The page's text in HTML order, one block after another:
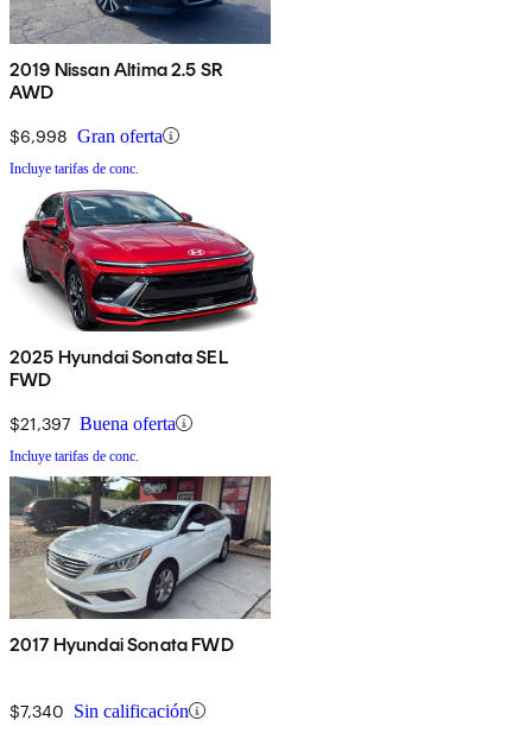
2019 Nissan Altima 2.5 SR
AWD
$6,998 Gran oferta
Incluye tarifas de conc.
2025 Hyundai Sonata SEL
FWD
$21,397 Buena oferta
Incluye tarifas de conc.
2017 Hyundai Sonata FWD
$7,340 Sin calificación